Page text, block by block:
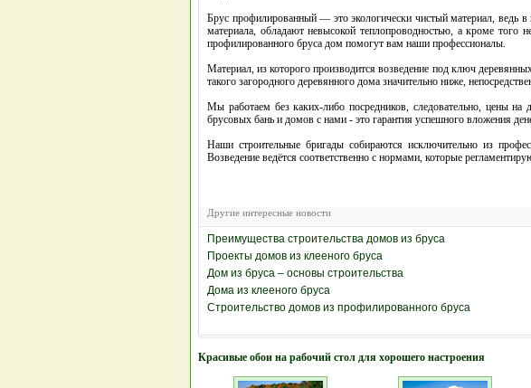
Брус профилированный — это экологически чистый материал, ведь в
материала, обладают невысокой теплопроводностью, а кроме того
профилированного бруса дом помогут вам наши профессионалы.
Материал, из которого производится возведение под ключ
такого загородного деревянного дома значительно ниже,
Мы работаем без каких-либо посредников, следовательно, цены
брусовых бань и домов с нами - это гарантия успешного вложения
Наши строительные бригады собираются исключительно из
Возведение ведётся соответственно с нормами, которые
Другие интересные новости
Преимущества строительства домов из бруса
Проекты домов из клееного бруса
Дом из бруса – основы строительства
Дома из клееного бруса
Строительство домов из профилированного бруса
Красивые обои на рабочий стол для хорошего настроения